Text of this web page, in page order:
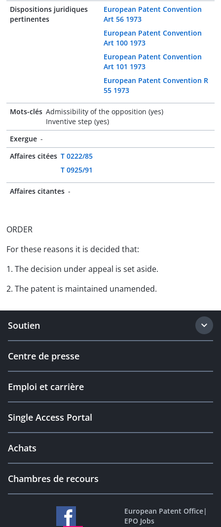
Dispositions juridiques
pertinentes
European Patent Convention
Art 56 1973
European Patent Convention
Art 100 1973
European Patent Convention
Art 101 1973
European Patent Convention R
55 1973
Mots-clés Admissibility of the opposition (yes)
Inventive step (yes)
Exergue -
Affaires citées T 0222/85
T 0925/91
Affaires citantes -
ORDER
For these reasons it is decided that:
1. The decision under appeal is set aside.
2. The patent is maintained unamended.
Soutien
Centre de presse
Emploi et carrière
Single Access Portal
Achats
Chambres de recours
European Patent Office|
EPO Jobs